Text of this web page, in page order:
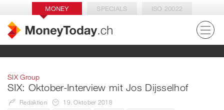
MONEY SPECIALS ISO 20022
SIX Group
SIX: Oktober-Interview mit Jos Dijsselhof
Redaktion
19. Oktober 2018